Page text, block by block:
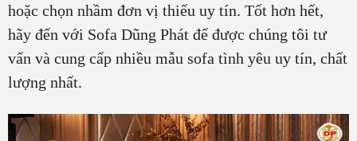
hoặc chọn nhầm đơn vị thiếu uy tín. Tốt hơn hết,
hãy đến với Sofa Dũng Phát để được chúng tôi tư
vấn và cung cấp nhiều mẫu sofa tình yêu uy tín, chất
lượng nhất.